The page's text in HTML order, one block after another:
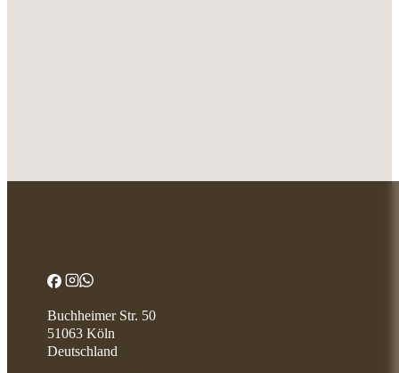
Buchheimer Str. 50
51063 Köln
Deutschland